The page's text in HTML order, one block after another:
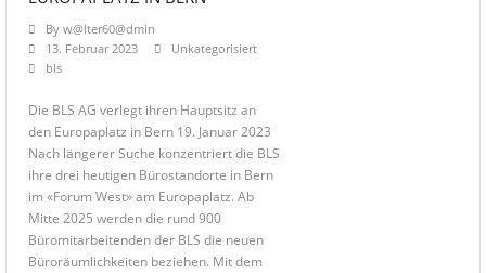
By w@lter60@dmin
13. Februar 2023
Unkategorisiert
bls
Die BLS AG verlegt ihren Hauptsitz an
den Europaplatz in Bern 19. Januar 2023
Nach längerer Suche konzentriert die BLS
ihre drei heutigen Bürostandorte in Bern
im «Forum West» am Europaplatz. Ab
Mitte 2025 werden die rund 900
Büromitarbeitenden der BLS die neuen
Büroräumlichkeiten beziehen. Mit dem